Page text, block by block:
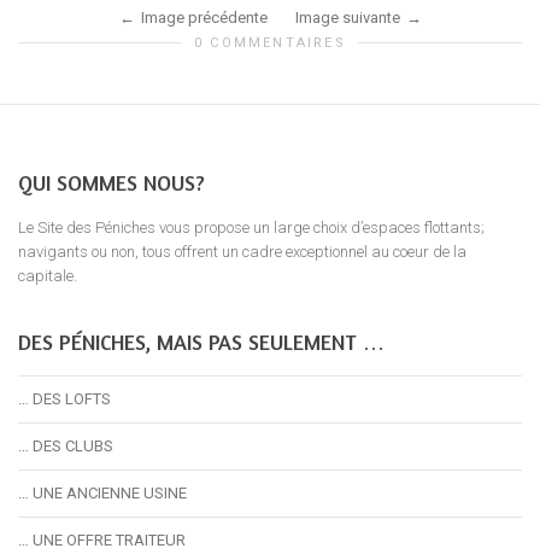
Image précédente Image suivante
0 COMMENTAIRES
QUI SOMMES NOUS?
Le Site des Péniches vous propose un large choix d’espaces flottants;
navigants ou non, tous offrent un cadre exceptionnel au coeur de la
capitale.
DES PÉNICHES, MAIS PAS SEULEMENT …
… DES LOFTS
… DES CLUBS
… UNE ANCIENNE USINE
… UNE OFFRE TRAITEUR